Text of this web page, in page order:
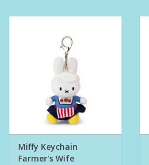
Miffy Keychain
Farmer's Wife